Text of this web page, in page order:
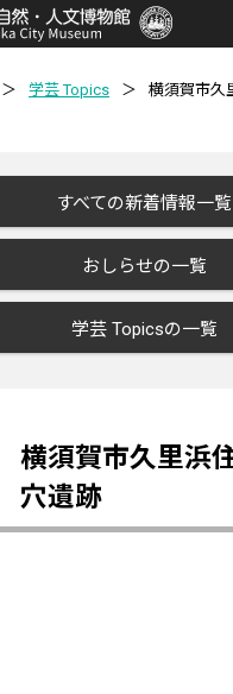
＞ 学芸 Topics ＞
横須賀市久
すべての新着情報一覧
おしらせの一覧
学芸 Topicsの一覧
横須賀市久里浜
穴遺跡